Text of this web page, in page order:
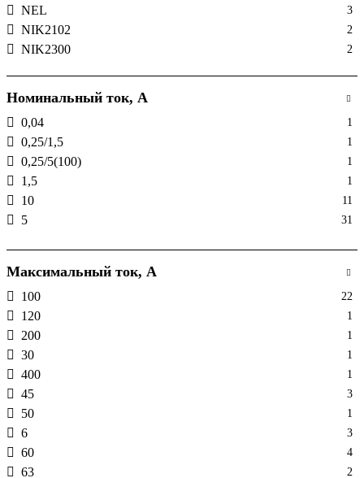
NEL 3
NIK2102 2
NIK2300 2
WZE 4
ЕМ 1
Номинальный ток, А
0,04 1
0,25/1,5 1
0,25/5(100) 1
1,5 1
10 11
5 31
Максимальный ток, А
100 22
120 1
200 1
30 1
400 1
45 3
50 1
6 3
60 4
63 2